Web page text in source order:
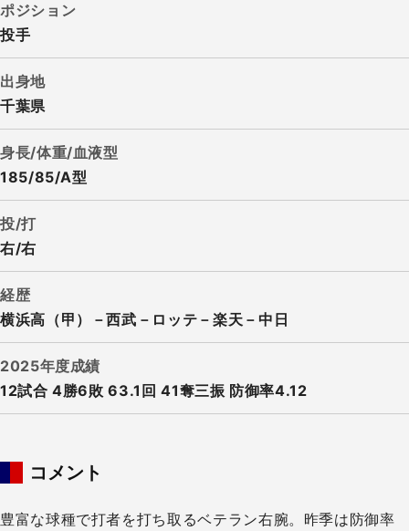
ポジション
投手
出身地
千葉県
身長/体重/血液型
185/85/A型
投/打
右/右
経歴
横浜高（甲）－西武－ロッテ－楽天－中日
2025年度成績
12試合 4勝6敗​ 63.1回 41奪三振 防御率4.12
コメント
豊富な球種で打者を打ち取るベテラン右腕。昨季は防御率